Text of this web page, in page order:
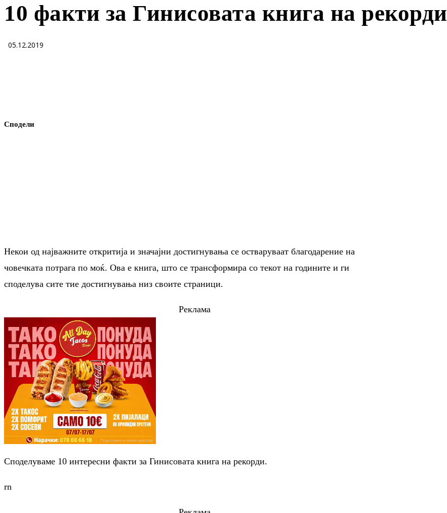
10 факти за Гинисовата книга на рекорди
05.12.2019
Сподели
Некои од најважните откритија и значајни достигнувања се остваруваат благодарение на
човечката потрага по моќ. Ова е книга, што се трансформира со текот на годините и ги
споделува сите тие достигнувања низ своите страници.
Реклама
Споделуваме 10 интересни факти за Гинисовата книга на рекорди.
rn